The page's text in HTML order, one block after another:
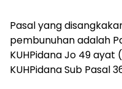
Pasal yang
pembunuhan adalah
KUHPidana Jo 49 ayat
KUHPidana Sub Pasal